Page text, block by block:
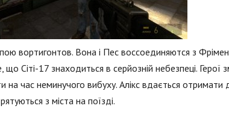
вортигонтов. Вона і Пес воссоединяются з
Сіті-17 знаходиться в серйозній небезпеці. Герої
час неминучого вибуху. Алікс вдається отримати
з міста на поїзді.